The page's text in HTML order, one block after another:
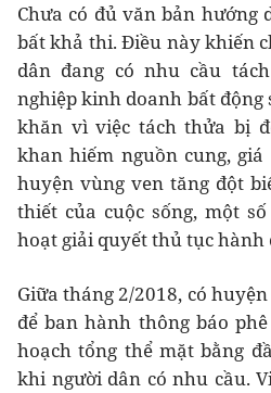
Chưa có đủ văn bản hướng
bất khả thi. Điều này khiến
dân đang có nhu cầu
nghiệp kinh doanh bất động
khăn vì việc tách thửa bị
khan hiếm nguồn cung,
huyện vùng ven tăng đột
thiết của cuộc sống, một
hoạt giải quyết thủ tục hành
Giữa tháng 2/2018, có
để ban hành thông báo
hoạch tổng thể mặt bằng
khi người dân có nhu cầu.